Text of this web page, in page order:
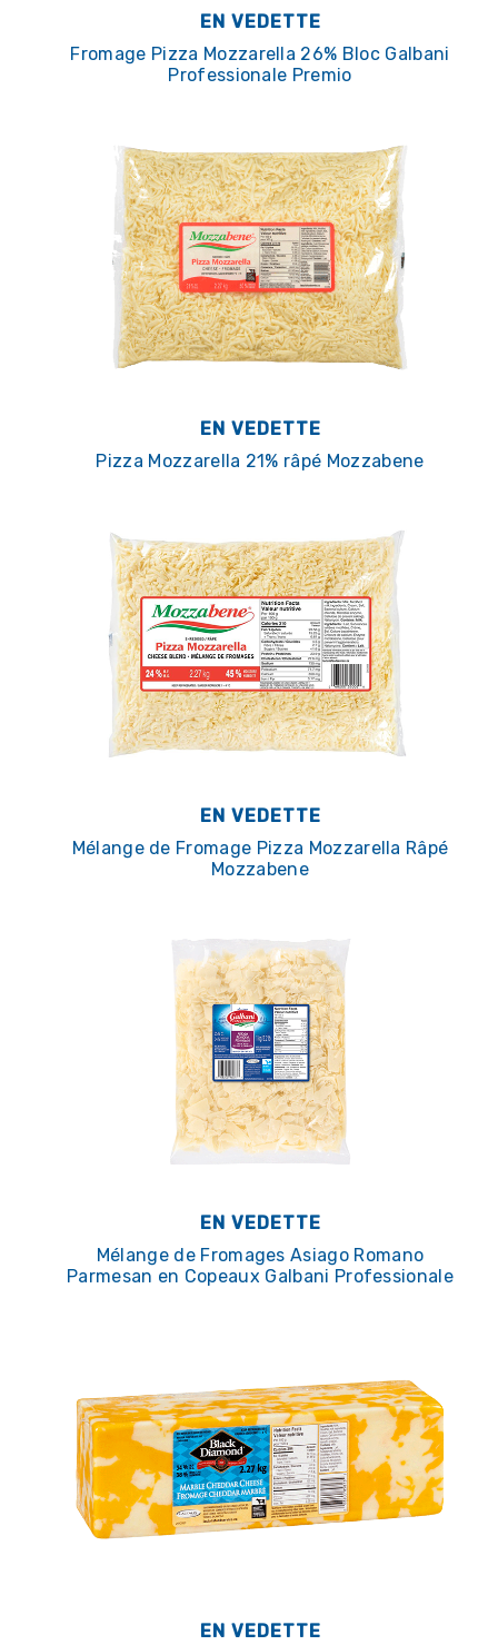
EN VEDETTE
Fromage Pizza Mozzarella 26% Bloc Galbani
Professionale Premio
EN VEDETTE
Pizza Mozzarella 21% râpé Mozzabene
EN VEDETTE
Mélange de Fromage Pizza Mozzarella Râpé
Mozzabene
EN VEDETTE
Mélange de Fromages Asiago Romano
Parmesan en Copeaux Galbani Professionale
EN VEDETTE